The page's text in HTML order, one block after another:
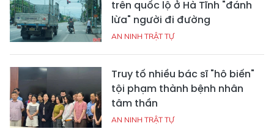
trên quốc lộ ở Hà Tĩnh "đánh
lừa" người đi đường
AN NINH TRẬT TỰ
Truy tố nhiều bác sĩ "hô biến"
tội phạm thành bệnh nhân
tâm thần
AN NINH TRẬT TỰ